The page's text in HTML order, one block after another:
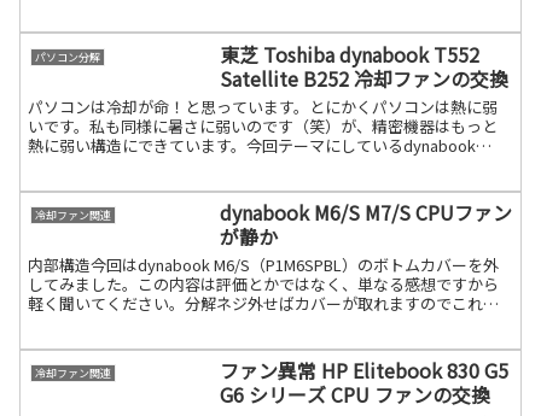
パソコン分解
東芝 Toshiba dynabook T552
Satellite B252 冷却ファンの交換
パソコンは冷却が命！と思っています。とにかくパソコンは熱に弱
いです。私も同様に暑さに弱いのです（笑）が、精密機器はもっと
熱に弱い構造にできています。今回テーマにしているdynabook
冷却ファン関連
dynabook M6/S M7/S CPUファン
が静か
内部構造今回はdynabook M6/S（P1M6SPBL）のボトムカバーを外
してみました。この内容は評価とかではなく、単なる感想ですから
軽く聞いてください。分解ネジ外せばカバーが取れますのでこれも
冷却ファン関連
ファン異常 HP Elitebook 830 G5
G6 シリーズ CPU ファンの交換